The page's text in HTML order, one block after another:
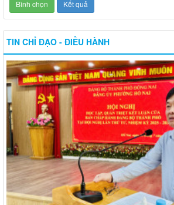
TIN CHỈ ĐẠO - ĐIỀU HÀNH